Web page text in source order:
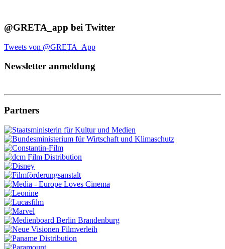
@GRETA_app bei Twitter
Tweets von @GRETA_App
Newsletter anmeldung
Partners